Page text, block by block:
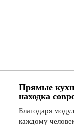
Прямые
находка
Благодаря
каждому